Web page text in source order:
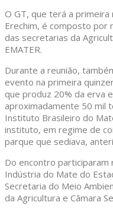
O GT, que terá a
Erechim, é composto
das secretarias da
EMATER.
Durante a reunião,
evento na primeira
que produz 20% da erva
aproximadamente 50 mil
Instituto Brasileiro do
instituto, em regime de
parque que sediava,
Do encontro
Indústria do Mate do
Secretaria do Meio
da Agricultura e Câmara